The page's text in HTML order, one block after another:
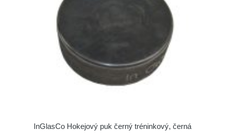
InGlasCo Hokejový puk černý tréninkový, černá